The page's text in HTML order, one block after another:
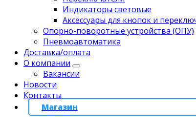
Индикаторы световые
Аксессуары для кнопок и
Опорно-поворотные устройства (ОПУ)
Пневмоавтоматика
Доставка/оплата
О компании
Вакансии
Новости
Контакты
Магазин